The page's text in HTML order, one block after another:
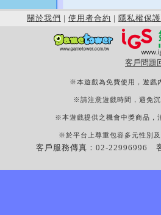
關於我們 | 使用者合約 | 隱私權保護
客戶問題
※本遊戲為免費使用，遊戲
※請注意遊戲時間，避免
※本遊戲提供之機會中獎商品，
※於平台上尊重包容多元性別
客戶服務傳真：02-22996996